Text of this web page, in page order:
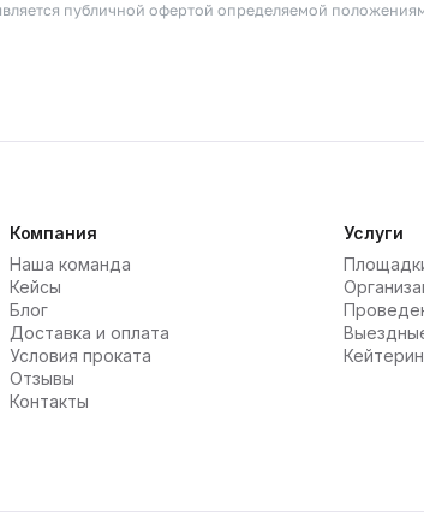
публичной офертой определяемой
Компания
Наша команда
Кейсы
Блог
Доставка и оплата
Условия проката
Отзывы
Контакты
Услуги